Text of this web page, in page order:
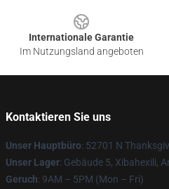
Internationale Garantie
Im Nutzungsland angeboten
Kontaktieren Sie uns
Unser Hauptbüro: 52701 N
Unser Lager: Gebäude 5, Xibahexili,
Geruch: 9AM – 5PM (Mon – Fri)